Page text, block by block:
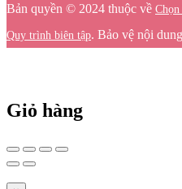
Bản quyền © 2024 thuộc về
Quy trình biên tập. Bảo vệ nội
Giỏ hàng